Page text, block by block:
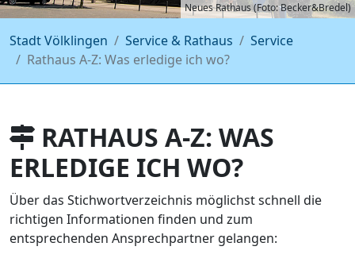
Neues Rathaus (Foto: Becker&Bredel)
Stadt Völklingen Service & Rathaus
Service
Rathaus A-Z: Was erledige ich wo?
RATHAUS A-Z: WAS
ERLEDIGE ICH WO?
Über das Stichwortverzeichnis möglichst schnell die
richtigen Informationen finden und zum
entsprechenden Ansprechpartner gelangen: